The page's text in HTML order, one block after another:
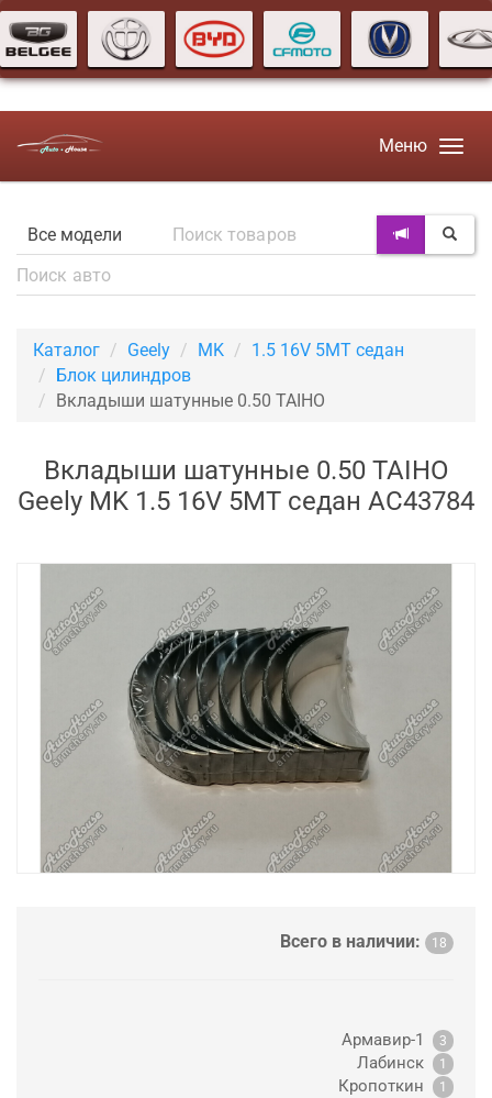
Меню
Каталог Geely MK
1.5 16V 5MT седан
Блок цилиндров
Вкладыши шатунные 0.50 TAIHO
Вкладыши шатунные 0.50 TAIHO
Geely MK 1.5 16V 5MT седан AC43784
Всего в наличии: 18
Армавир-1 3
Лабинск 1
Кропоткин 1